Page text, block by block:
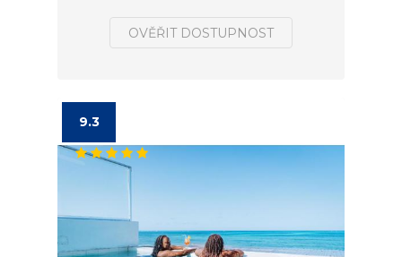
OVĚŘIT DOSTUPNOST
9.3